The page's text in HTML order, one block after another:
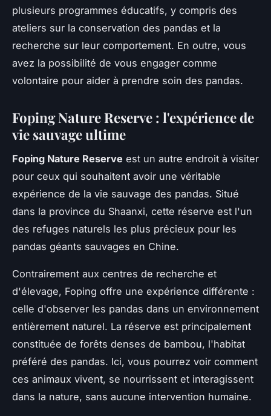
plusieurs programmes éducatifs, y compris des
ateliers sur la conservation des pandas et la
recherche sur leur comportement. En outre, vous
avez la possibilité de vous engager comme
volontaire pour aider à prendre soin des pandas.
Foping Nature Reserve : l'expérience de
vie sauvage ultime
Foping Nature Reserve est un autre endroit à visiter
pour ceux qui souhaitent avoir une véritable
expérience de la vie sauvage des pandas. Situé
dans la province du Shaanxi, cette réserve est l'un
des refuges naturels les plus précieux pour les
pandas géants sauvages en Chine.
Contrairement aux centres de recherche et
d'élevage, Foping offre une expérience différente :
celle d'observer les pandas dans un environnement
entièrement naturel. La réserve est principalement
constituée de forêts denses de bambou, l'habitat
préféré des pandas. Ici, vous pourrez voir comment
ces animaux vivent, se nourrissent et interagissent
dans la nature, sans aucune intervention humaine.